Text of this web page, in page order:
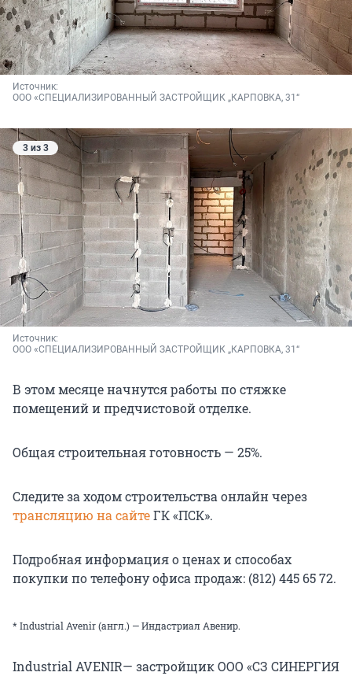
ООО «СПЕЦИАЛИЗИРОВАННЫЙ ЗАСТРОЙЩИК „КАРПОВКА, 31“
3 из 3
ООО «СПЕЦИАЛИЗИРОВАННЫЙ ЗАСТРОЙЩИК „КАРПОВКА, 31“
В этом месяце начнутся работы по стяжке
помещений и предчистовой отделке.
Общая строительная готовность — 25%.
Следите за ходом строительства онлайн через
трансляцию на сайтеГК «ПСК».
Подробная информация о ценах и способах
покупки по телефону офиса продаж: (812) 445 65 72.
* Industrial Avenir (англ.) — Индастриал Авенир.
Industrial AVENIR— застройщик ООО «СЗ СИНЕРГИЯ